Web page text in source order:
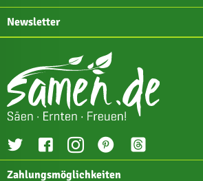
Newsletter
Zahlungsmöglichkeiten